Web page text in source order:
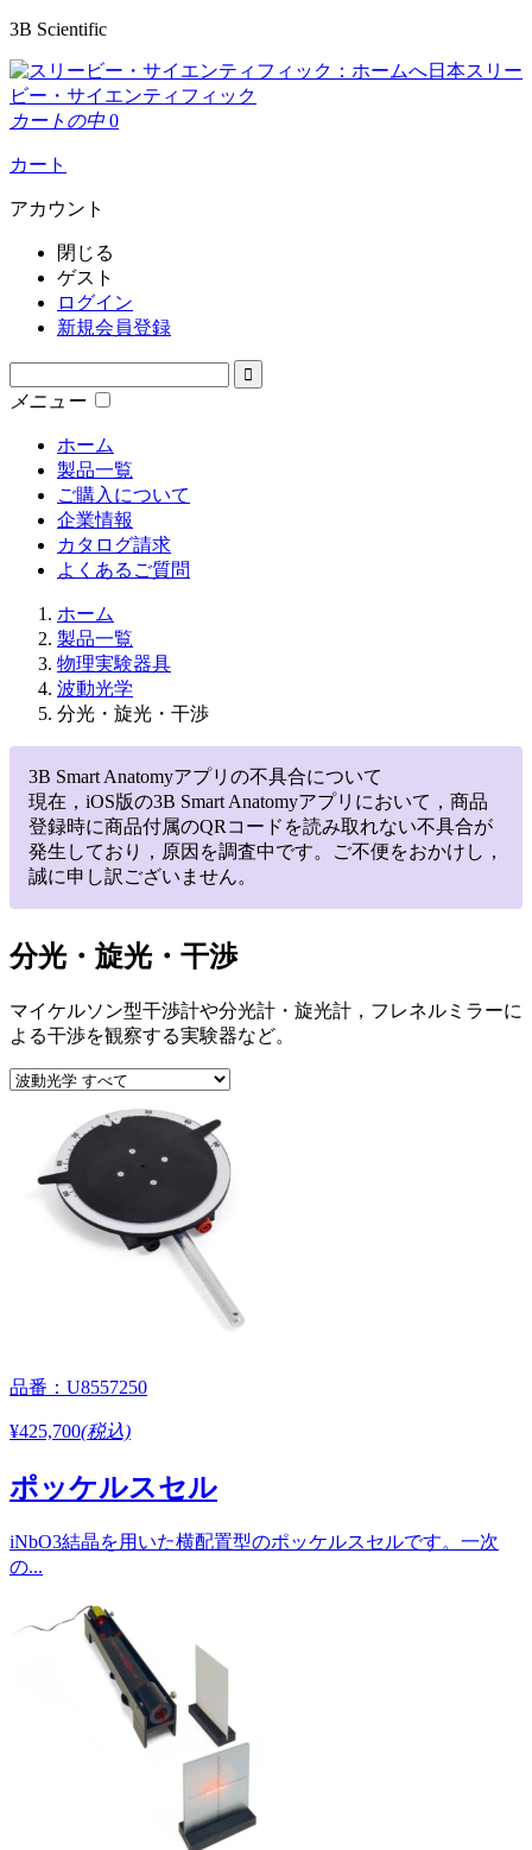
3B Scientific
日本スリー
ビー・サイエンティフィック
カートの中 0
カート
アカウント
閉じる
ゲスト
ログイン
新規会員登録
メニュー
ホーム
製品一覧
ご購入について
企業情報
カタログ請求
よくあるご質問
ホーム
製品一覧
物理実験器具
波動光学
分光・旋光・干渉
3B Smart Anatomyアプリの不具合について
現在，iOS版の3B Smart Anatomyアプリにおいて，商品
登録時に商品付属のQRコードを読み取れない不具合が
発生しており，原因を調査中です。ご不便をおかけし，
誠に申し訳ございません。
分光・旋光・干渉
マイケルソン型干渉計や分光計・旋光計，フレネルミラーに
よる干渉を観察する実験器など。
品番：U8557250
¥425,700(税込)
ポッケルスセル
iNbO3結晶を用いた横配置型のポッケルスセルです。一次
の...